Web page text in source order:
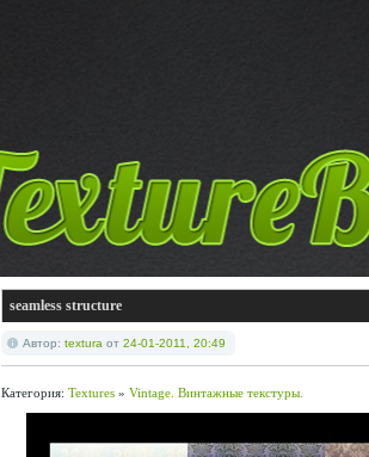
seamless structure
Автор: textura от 24-01-2011, 20:49
Категория: Textures» Vintage. Винтажные текстуры.